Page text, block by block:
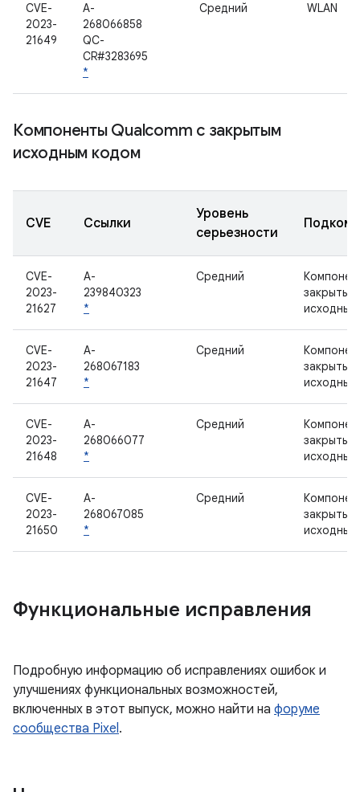
CVE-
2023-
21649
A-
268066858
QC-
CR#3283695
*
Средний WLAN
Компоненты Qualcomm с закрытым
исходным кодом
CVE Ссылки
Уровень
серьезности
CVE-
2023-
21627
A-
239840323
*
Средний
закрытым
CVE-
2023-
21647
A-
268067183
*
Средний
закрытым
CVE-
2023-
21648
A-
268066077
*
Средний
закрытым
CVE-
2023-
21650
A-
268067085
*
Средний
закрытым
Функциональные исправления
Подробную информацию об исправлениях ошибок и
улучшениях функциональных возможностей,
включенных в этот выпуск, можно найти на форуме
сообщества Pixel.